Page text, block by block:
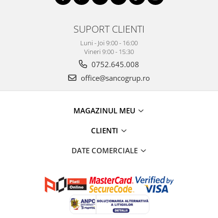
SUPORT CLIENTI
Luni - Joi 9:00 - 16:00
Vineri 9:00 - 15:30
0752.645.008
office@sancogrup.ro
MAGAZINUL MEU
CLIENTI
DATE COMERCIALE